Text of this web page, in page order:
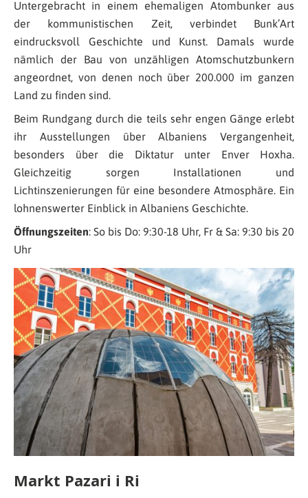
Untergebracht in einem ehemaligen Atombunker aus
der kommunistischen Zeit, verbindet Bunk’Art
eindrucksvoll Geschichte und Kunst. Damals wurde
nämlich der Bau von unzähligen Atomschutzbunkern
angeordnet, von denen noch über 200.000 im ganzen
Land zu finden sind.
Beim Rundgang durch die teils sehr engen Gänge erlebt
ihr Ausstellungen über Albaniens Vergangenheit,
besonders über die Diktatur unter Enver Hoxha.
Gleichzeitig sorgen Installationen und
Lichtinszenierungen für eine besondere Atmosphäre. Ein
lohnenswerter Einblick in Albaniens Geschichte.
Öffnungszeiten: So bis Do: 9:30-18 Uhr, Fr & Sa: 9:30 bis 20
Uhr
Markt Pazari i Ri